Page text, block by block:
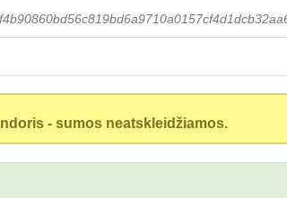
- sumos neatskleidžiamos.